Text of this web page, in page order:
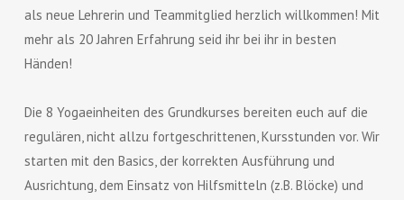
als neue Lehrerin und Teammitglied herzlich willkommen! Mit
mehr als 20 Jahren Erfahrung seid ihr bei ihr in besten
Händen!
Die 8 Yogaeinheiten des Grundkurses bereiten euch auf die
regulären, nicht allzu fortgeschrittenen, Kursstunden vor. Wir
starten mit den Basics, der korrekten Ausführung und
Ausrichtung, dem Einsatz von Hilfsmitteln (z.B. Blöcke) und